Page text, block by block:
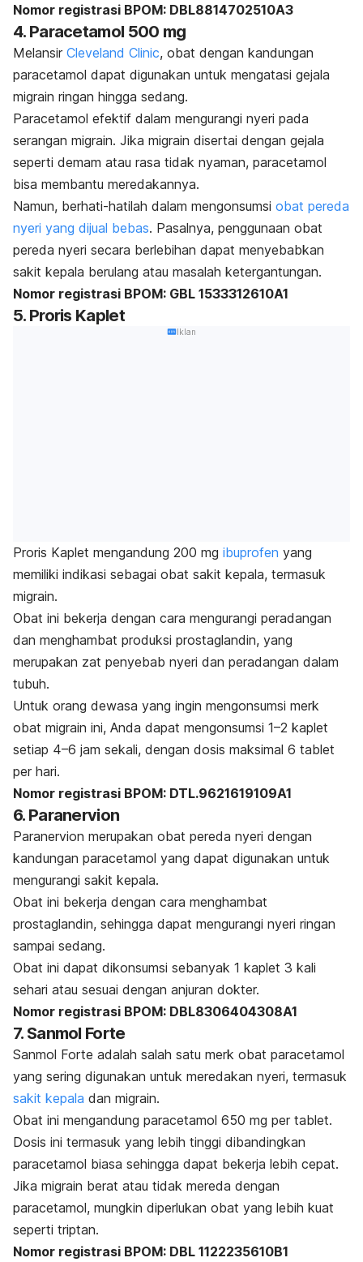
Nomor registrasi BPOM: DBL8814702510A3
4. Paracetamol 500 mg
Melansir Cleveland Clinic, obat dengan kandungan
paracetamol dapat digunakan untuk mengatasi gejala
migrain ringan hingga sedang.
Paracetamol efektif dalam mengurangi nyeri pada
serangan migrain. Jika migrain disertai dengan gejala
seperti demam atau rasa tidak nyaman, paracetamol
bisa membantu meredakannya.
Namun, berhati-hatilah dalam mengonsumsi obat pereda
nyeri yang dijual bebas. Pasalnya, penggunaan obat
pereda nyeri secara berlebihan dapat menyebabkan
sakit kepala berulang atau masalah ketergantungan.
Nomor registrasi BPOM: GBL 1533312610A1
5. Proris Kaplet
Iklan
Proris Kaplet mengandung 200 mg ibuprofen yang
memiliki indikasi sebagai obat sakit kepala, termasuk
migrain.
Obat ini bekerja dengan cara mengurangi peradangan
dan menghambat produksi prostaglandin, yang
merupakan zat penyebab nyeri dan peradangan dalam
tubuh.
Untuk orang dewasa yang ingin mengonsumsi merk
obat migrain ini, Anda dapat mengonsumsi 1–2 kaplet
setiap 4–6 jam sekali, dengan dosis maksimal 6 tablet
per hari.
Nomor registrasi BPOM: DTL.9621619109A1
6. Paranervion
Paranervion merupakan obat pereda nyeri dengan
kandungan paracetamol yang dapat digunakan untuk
mengurangi sakit kepala.
Obat ini bekerja dengan cara menghambat
prostaglandin, sehingga dapat mengurangi nyeri ringan
sampai sedang.
Obat ini dapat dikonsumsi sebanyak 1 kaplet 3 kali
sehari atau sesuai dengan anjuran dokter.
Nomor registrasi BPOM: DBL8306404308A1
7. Sanmol Forte
Sanmol Forte adalah salah satu merk obat paracetamol
yang sering digunakan untuk meredakan nyeri, termasuk
sakit kepala dan migrain.
Obat ini mengandung paracetamol 650 mg per tablet.
Dosis ini termasuk yang lebih tinggi dibandingkan
paracetamol biasa sehingga dapat bekerja lebih cepat.
Jika migrain berat atau tidak mereda dengan
paracetamol, mungkin diperlukan obat yang lebih kuat
seperti triptan.
Nomor registrasi BPOM: DBL 1122235610B1